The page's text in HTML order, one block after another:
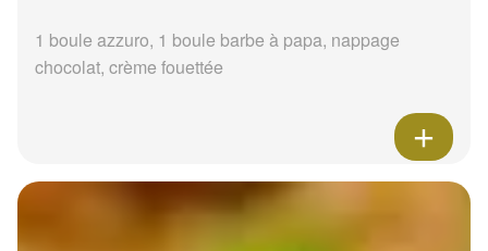
1 boule azzuro, 1 boule barbe à papa, nappage
chocolat, crème fouettée